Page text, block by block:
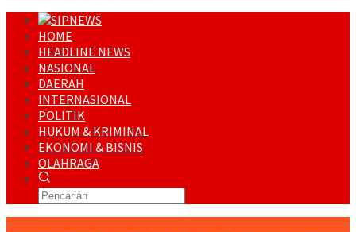
HOME
HEADLINE NEWS
NASIONAL
DAERAH
INTERNASIONAL
POLITIK
HUKUM & KRIMINAL
EKONOMI & BISNIS
OLAHRAGA